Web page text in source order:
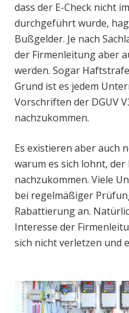
dass der E-Check nicht
durchgeführt wurde,
Bußgelder. Je nach
der Firmenleitung aber
werden. Sogar
Grund ist es jedem
Vorschriften der DGUV
nachzukommen.
Es existieren aber auch
warum es sich lohnt,
nachzukommen. Viele
bei regelmäßiger
Rabattierung an.
Interesse der
sich nicht verletzen und